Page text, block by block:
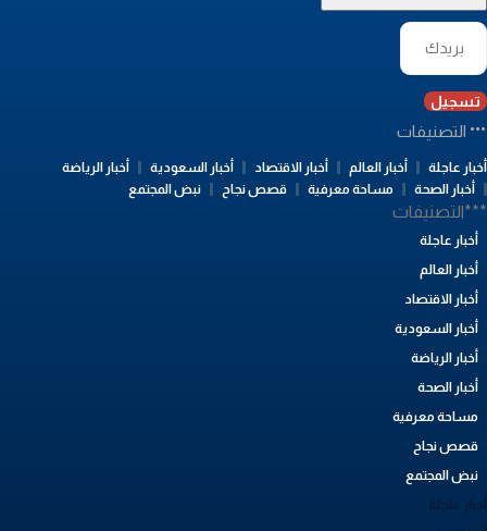
تسجيل
التصنيفات
عاجلة أخبار العالم أخبار الاقتصاد أخبار السعودية
أخبار الرياضة
أخبار الصحة
مساحة معرفية قصص نجاح نبض المجتمع
أخبار عاجلة
أخبار العالم
أخبار الاقتصاد
أخبار السعودية
أخبار الرياضة
أخبار الصحة
مساحة معرفية
قصص نجاح
نبض المجتمع
عاجلة